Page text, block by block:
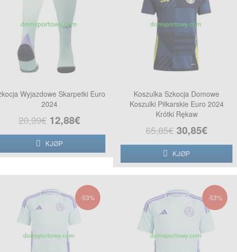
Wyjazdowe Skarpetki Euro
2024
20,99€ 12,88€
KJØP
Koszulka Szkocja Domowe
Koszulki Piłkarskie Euro 2024
Krótki Rękaw
65,85€ 30,85€
KJØP
-53% -53%